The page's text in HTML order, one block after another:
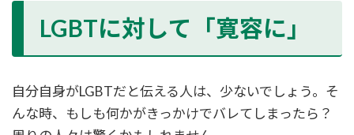
LGBTに対して「寛容に」
自分自身がLGBTだと伝える人は、少ないでしょう。そ
んな時、もしも何かがきっかけでバレてしまったら？